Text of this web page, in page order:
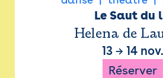
Le Saut du
Helena de
13 → 14 nov.
Réserver